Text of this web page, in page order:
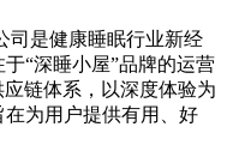
司是健康睡眠行业新经
“深睡小屋”品牌的运营
链体系，以深度体验为
为用户提供有用、好